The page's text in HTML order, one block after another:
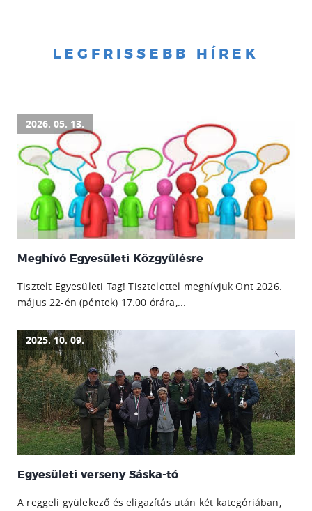
LEGFRISSEBB HÍREK
2026. 05. 13.
Meghívó Egyesületi Közgyűlésre
Tisztelt Egyesületi Tag! Tisztelettel meghívjuk Önt 2026.
május 22-én (péntek) 17.00 órára,...
2025. 10. 09.
Egyesületi verseny Sáska-tó
A reggeli gyülekező és eligazítás után két kategóriában,